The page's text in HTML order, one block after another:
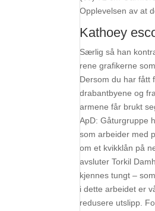
Opplevelsen av at
Kathoey
Særlig så han
rene grafikerne
Dersom du har fått
drabantbyene og
armene får brukt
ApD: Gåturgruppe
som arbeider med
om et kvikklån på
avsluter Torkil
kjennes tungt –
i dette arbeidet er
redusere utslipp.